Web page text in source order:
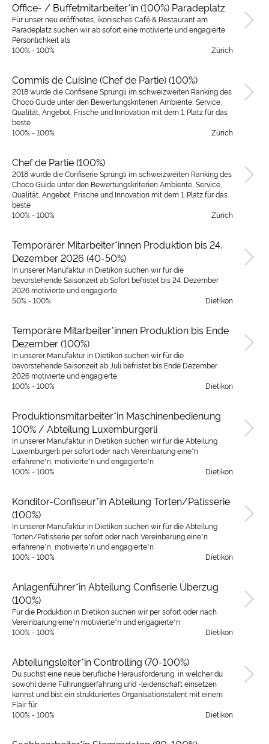
Office- / Buffetmitarbeiter*in (100%) Paradeplatz
Für unser neu eröffnetes, ikonisches Café & Restaurant am
Paradeplatz suchen wir ab sofort eine motivierte und engagierte
Persönlichkeit als
100% - 100%
Zürich
Commis de Cuisine (Chef de Partie) (100%)
2018 wurde die Confiserie Sprüngli im schweizweiten Ranking des
Choco Guide unter den Bewertungskriterien Ambiente, Service,
Qualität, Angebot, Frische und Innovation mit dem 1. Platz für das
beste
100% - 100%
Zürich
Chef de Partie (100%)
2018 wurde die Confiserie Sprüngli im schweizweiten Ranking des
Choco Guide unter den Bewertungskriterien Ambiente, Service,
Qualität, Angebot, Frische und Innovation mit dem 1. Platz für das
beste
100% - 100%
Zürich
Temporärer Mitarbeiter*innen Produktion bis 24.
Dezember 2026 (40-50%)
In unserer Manufaktur in Dietikon suchen wir für die
bevorstehende Saisonzeit ab Sofort befristet bis 24. Dezember
2026 motivierte und engagierte
50% - 100%
Dietikon
Temporäre Mitarbeiter*innen Produktion bis Ende
Dezember (100%)
In unserer Manufaktur in Dietikon suchen wir für die
bevorstehende Saisonzeit ab Juli befristet bis Ende Dezember
2026 motivierte und engagierte
100% - 100%
Dietikon
Produktionsmitarbeiter*in Maschinenbedienung
100% / Abteilung Luxemburgerli
In unserer Manufaktur in Dietikon suchen wir für die Abteilung
Luxemburgerli per sofort oder nach Vereinbarung eine*n
erfahrene*n, motivierte*n und engagierte*n
100% - 100%
Dietikon
Konditor-Confiseur*in Abteilung Torten/Patisserie
(100%)
In unserer Manufaktur in Dietikon suchen wir für die Abteilung
Torten/Patisserie per sofort oder nach Vereinbarung eine*n
erfahrene*n, motivierte*n und engagierte*n
100% - 100%
Dietikon
Anlagenführer*in Abteilung Confiserie Überzug
(100%)
Für die Produktion in Dietikon suchen wir per sofort oder nach
Vereinbarung eine*n motivierte*n und engagierte*n
100% - 100%
Dietikon
Abteilungsleiter*in Controlling (70-100%)
Du suchst eine neue berufliche Herausforderung, in welcher du
sowohl deine Führungserfahrung und -leidenschaft einsetzen
kannst und bist ein strukturiertes Organisationstalent mit einem
Flair für
100% - 100%
Dietikon